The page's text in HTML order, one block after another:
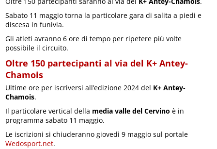
Sabato 11 maggio torna la particolare gara di salita a piedi e
discesa in funivia.
Gli atleti avranno 6 ore di tempo per ripetere più volte
possibile il circuito.
Oltre 150 partecipanti al via del K+ Antey-
Chamois
Ultime ore per iscriversi all’edizione 2024 del K+ Antey-
Chamois.
Il particolare vertical della media valle del Cervino è in
programma sabato 11 maggio.
Le iscrizioni si chiuderanno giovedì 9 maggio sul portale
Wedosport.net.